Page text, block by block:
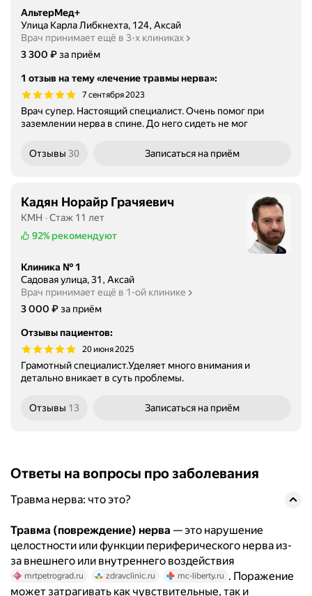
АльтерМед+
Улица Карла Либкнехта, 124, Аксай
Врач принимает ещё в 3-х клиниках
Цена
3300
3 300 ₽за приём
1 отзыв на тему «лечение травмы нерва»:
7 сентября 2023
Врач супер. Настоящий специалист. Очень помог при
заземлении нерва в спине. До него сидеть не мог
Отзывы 30 Записаться на приём
Кадян Норайр Грачяевич
КМН
Стаж 11 лет
92% рекомендуют
Клиника № 1
Садовая улица, 31, Аксай
Врач принимает ещё в 1-ой клинике
Цена
3000
3 000 ₽за приём
Отзывы пациентов:
20 июня 2025
Грамотный специалист.Уделяет много внимания и
детально вникает в суть проблемы.
Отзывы 13 Записаться на приём
Ответы на вопросы про заболевания
Травма нерва: что это?
Травма (повреждение) нерва — это нарушение
целостности или функции периферического нерва из-
за внешнего или внутреннего воздействия
mrtpetrograd.ru zdravclinic.ru mc-liberty.ru . Поражение
может затрагивать как чувствительные, так и